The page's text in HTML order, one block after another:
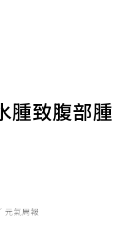
腫致腹部腫
元氣周報